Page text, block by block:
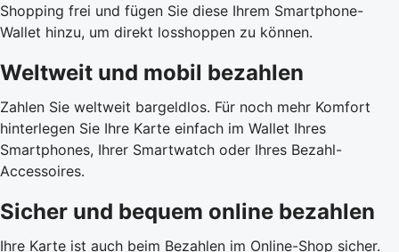
Shopping frei und fügen Sie diese Ihrem Smartphone-
Wallet hinzu, um direkt losshoppen zu können.
Weltweit und mobil bezahlen
Zahlen Sie weltweit bargeldlos. Für noch mehr Komfort
hinterlegen Sie Ihre Karte einfach im Wallet Ihres
Smartphones, Ihrer Smartwatch oder Ihres Bezahl-
Accessoires.
Sicher und bequem online bezahlen
Ihre Karte ist auch beim Bezahlen im Online-Shop sicher.